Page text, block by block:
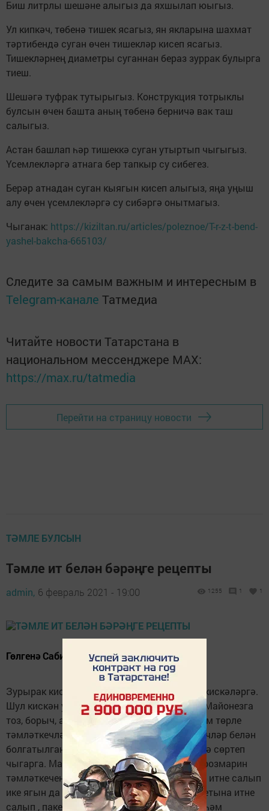
Биш литрлы шешәне алыгыз да яхшылап юыгыз.
Ул кипкәч, төбенә тишек ясагыз, ян якларына шахмат
тәртибендә суган өчен тишекләр кисеп ясагыз.
Тишекләрнең диаметры суганнан бераз зуррак булырга
тиеш.
Шешәгә туфрак тутырыгыз. Конструкция тотрыклы
булсын өчен башта аның төбенә берничә вак таш
салыгыз.
Астан башлап һәр тишеккә суган утыртып чыгыгыз.
Үсемлекләргә атнага бер тапкыр су сибегез.
Берәр атнадан суган кыягын кисеп алыгыз, яңа уңыш
алу өчен үсемлекләргә су сибәргә онытмагыз.
Чыганак: https://kiziltan.ru/articles/poleznoe/T-r-z-t-bend-
yashel-bakcha-665103/
Следите за самым важным и интересным в
Telegram-канале Татмедиа
Читайте новости Татарстана в
национальном мессенджере MАХ:
https://max.ru/tatmedia
Перейти на страницу новости
ТӘМЛЕ БУЛСЫН
Тәмле ит белән бәрәңге рецепты
admin, 6 февраль 2021 - 19:00 1255 1 1
Гөлгенә Сабитовадан рецепт.
Зурырак кисәк итне юып, бер ничә җирдән кискәләргә.
Шул кискән урыннарга сарымсак тыгарга. Майонезга
тоз, борыч, аджика, сарымсак, розмарин һәм төрле
тәмләткечләр салып болгатырга. Тәмләткечләр белән
болгатылган майонезны итнең бөтен җиренә сөртеп
чыгарга. Май салынган табада сарымсак, розмарин
тәмләткечен бераз кыздырырга һәм шунда итне салып
ике ягын да кыздырып алырга. "Рукав" пакетына итне
салып , пакетның баш-башларын бәйләргә һәм